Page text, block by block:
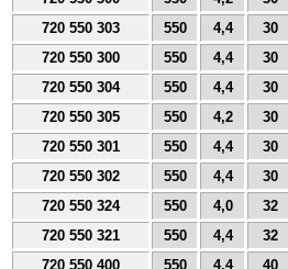
720 550 303
550 4,4 30
720 550 300
550 4,4 30
720 550 304
550 4,4 30
720 550 305
550 4,2 30
720 550 301
550 4,4 30
720 550 302
550 4,4 30
720 550 324
550 4,0 32
720 550 321
550 4,4 32
720 550 400
550 4,4 40